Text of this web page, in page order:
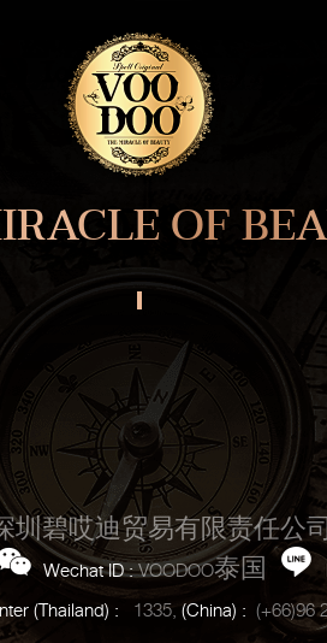
OF
深圳碧哎迪贸易有限责任公
Wechat ID :VOODOO泰国
(Thailand) : 1335, (China) : (+66)96